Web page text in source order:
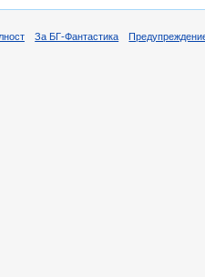
За БГ-Фантастика